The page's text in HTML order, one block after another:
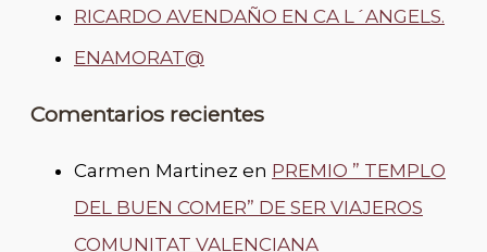
RICARDO AVENDAÑO EN CA L´ANGELS.
ENAMORAT@
Comentarios recientes
Carmen Martinez en PREMIO ” TEMPLO
DEL BUEN COMER” DE SER VIAJEROS
COMUNITAT VALENCIANA